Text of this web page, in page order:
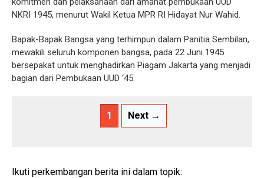
NKRI 1945, menurut Wakil Ketua MPR RI Hidayat Nur Wahid.
Bapak-Bapak Bangsa yang terhimpun dalam Panitia Sembilan,
mewakili seluruh komponen bangsa, pada 22 Juni 1945
bersepakat untuk menghadirkan Piagam Jakarta yang menjadi
bagian dari Pembukaan UUD ‘45.
1 Next →
Ikuti perkembangan berita ini dalam topik: